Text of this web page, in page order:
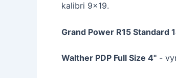
kalibri 9x19.
Grand Power R15 Standard
Walther PDP Full Size 4" -